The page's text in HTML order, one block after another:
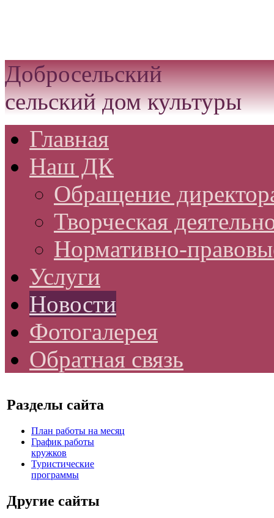
Добросельский
сельский дом культуры
Главная
Наш ДК
Обращение
Творческая
Нормативно-
Услуги
Новости
Фотогалерея
Обратная связь
Разделы сайта
План работы на месяц
График работы
кружков
Туристические
программы
Другие сайты